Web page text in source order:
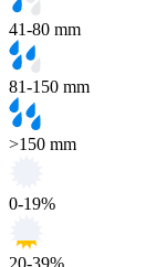
41-80 mm
81-150 mm
>150 mm
0-19%
20-39%